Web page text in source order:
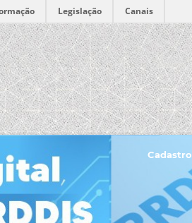
Legislação Canais
Cadastro